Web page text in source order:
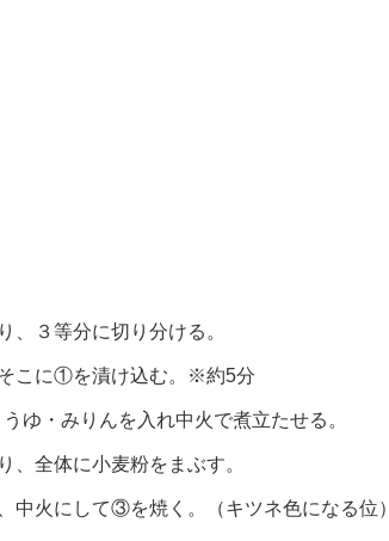
３等分に切り分ける。
こに①を漬け込む。※約5分
ゆ・みりんを入れ中火で煮立たせる。
全体に小麦粉をまぶす。
中火にして③を焼く。（キツネ色になる位）